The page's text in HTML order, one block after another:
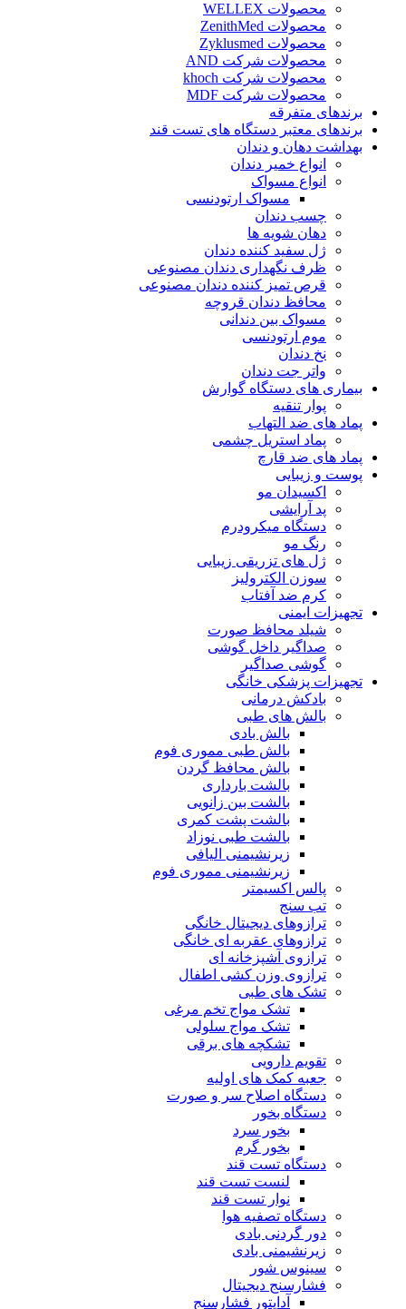
محصولات WELLEX
محصولات ZenithMed
محصولات Zyklusmed
محصولات شرکت AND
محصولات شرکت khoch
محصولات شرکت MDF
برندهای متفرقه
برندهای معتبر دستگاه های تست قند
بهداشت دهان و دندان
انواع خمیر دندان
انواع مسواک
مسواک ارتودنسی
چسب دندان
دهان شویه ها
ژل سفید کننده دندان
ظرف نگهداری دندان مصنوعی
قرص تمیز کننده دندان مصنوعی
محافظ دندان قروچه
مسواک بین دندانی
موم ارتودنسی
نخ دندان
واتر جت دندان
بیماری های دستگاه گوارش
پوار تنقیه
پماد های ضد التهاب
پماد استریل چشمی
پماد های ضد قارچ
پوست و زیبایی
اکسیدان مو
پد آرایشی
دستگاه میکرودرم
رنگ مو
ژل های تزریقی زیبایی
سوزن الکترولیز
کرم ضد آفتاب
تجهیزات ایمنی
شیلد محافظ صورت
صداگیر داخل گوشی
گوشی صداگیر
تجهیزات پزشکی خانگی
بادکش درمانی
بالش های طبی
بالش بادی
بالش طبی مموری فوم
بالش محافظ گردن
بالشت بارداری
بالشت بین زانویی
بالشت پشت کمری
بالشت طبی نوزاد
زیرنشیمنی الیافی
زیرنشیمنی مموری فوم
پالس اکسیمتر
تب سنج
ترازوهای دیجیتال خانگی
ترازوهای عقربه ای خانگی
ترازوی آشپزخانه ای
ترازوی وزن کشی اطفال
تشک های طبی
تشک مواج تخم مرغی
تشک مواج سلولی
تشکچه های برقی
تقویم دارویی
جعبه کمک های اولیه
دستگاه اصلاح سر و صورت
دستگاه بخور
بخور سرد
بخور گرم
دستگاه تست قند
لنست تست قند
نوار تست قند
دستگاه تصفیه هوا
دور گردنی بادی
زیرنشیمنی بادی
سینوس شور
فشارسنج دیجیتال
آداپتور فشارسنج